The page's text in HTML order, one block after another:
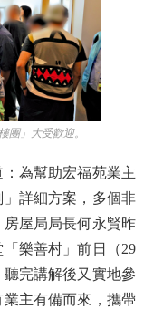
」大受歡迎。
為幫助宏福苑業主
詳細方案，多個非
屋局局長何永賢昨
樂善村」前日（29
完講解後又實地參
主有備而來，攜帶